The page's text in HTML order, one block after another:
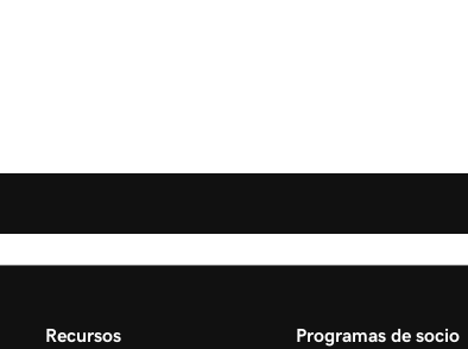
Recursos Programas de socio